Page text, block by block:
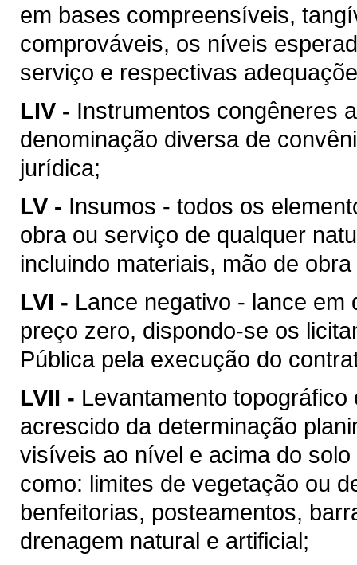
em bases compreensíveis,
comprováveis, os níveis
serviço e respectivas
LIV - Instrumentos congêneres
denominação diversa de
jurídica;
LV - Insumos - todos os
obra ou serviço de qualquer
incluindo materiais, mão de
LVI - Lance negativo - lance em
preço zero, dispondo-se os
Pública pela execução do
LVII - Levantamento
acrescido da determinação
visíveis ao nível e acima do
como: limites de vegetação ou
benfeitorias, posteamentos,
drenagem natural e artificial;